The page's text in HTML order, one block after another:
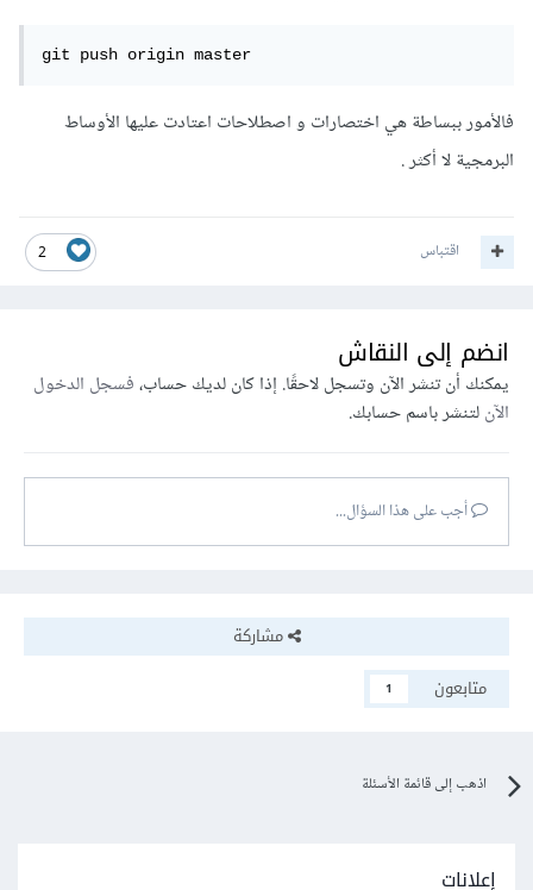
git push origin master
فالأمور ببساطة هي اختصارات و اصطلاحات اعتادت عليها الأوساط
البرمجية لا أكثر .
2 اقتباس
انضم إلى النقاش
يمكنك أن تنشر الآن وتسجل لاحقًا. إذا كان لديك حساب،فسجل الدخول
الآنلتنشر باسم حسابك.
أجب على هذا السؤال...
مشاركة
متابعون
1
اذهب إلى قائمة الأسئلة
إعلانات